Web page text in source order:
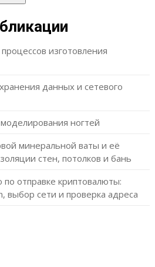
изготовления
данных и сетевого
ногтей
минеральной ваты и её
стен, потолков и бань
отправке криптовалюты:
выбор сети и проверка адреса